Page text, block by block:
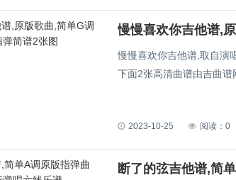
慢慢喜欢你吉他谱,取自演
下面2张高清曲谱由吉曲谱
2023-10-25 阅读：0